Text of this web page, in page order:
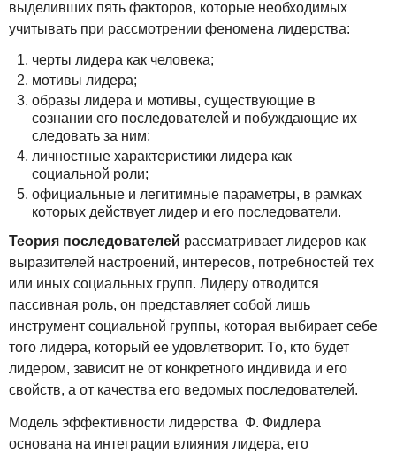
выделивших пять факторов, которые необходимых
учитывать при рассмотрении феномена лидерства:
черты лидера как человека;
мотивы лидера;
образы лидера и мотивы, существующие в
сознании его последователей и побуждающие их
следовать за ним;
личностные характеристики лидера как
социальной роли;
официальные и легитимные параметры, в рамках
которых действует лидер и его последователи.
Теория последователей рассматривает лидеров как
выразителей настроений, интересов, потребностей тех
или иных социальных групп. Лидеру отводится
пассивная роль, он представляет собой лишь
инструмент социальной группы, которая выбирает себе
того лидера, который ее удовлетворит. То, кто будет
лидером, зависит не от конкретного индивида и его
свойств, а от качества его ведомых последователей.
Модель эффективности лидерства Ф. Фидлера
основана на интеграции влияния лидера, его